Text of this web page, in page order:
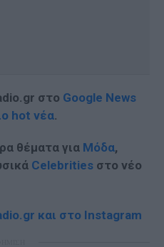
στο Google News
hot νέα.
θέματα για Μόδα,
Celebrities στο νέο
και στο Instagram